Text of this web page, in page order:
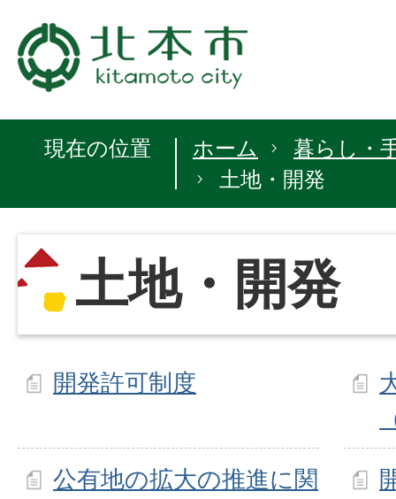
現在の位置 ホーム
暮らし・
土地・開発
土地・開発
開発許可制度
公有地の拡大の推進に関